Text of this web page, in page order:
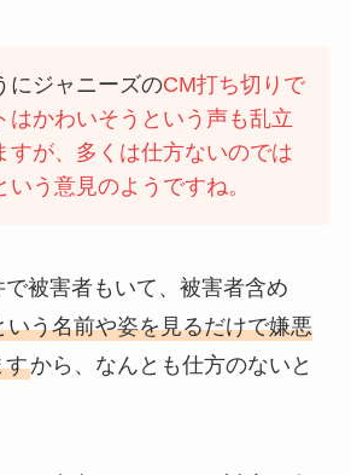
にジャニーズのCM打ち切りで
はかわいそうという声も乱立
すが、多くは仕方ないのでは
いう意見のようですね。
被害者もいて、被害者含め
いう名前や姿を見るだけで嫌悪
すから、なんとも仕方のないと